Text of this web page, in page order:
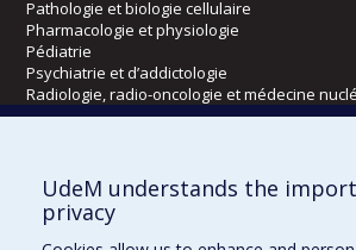
Pathologie et biologie cellulaire
Pharmacologie et physiologie
Pédiatrie
Psychiatrie et d’addictologie
Radiologie, radio-oncologie et médecine
Écoles
Kinésiologie et des sciences de l’activité
Orthophonie et audiologie
UdeM understands the
privacy